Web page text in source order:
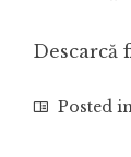
Descarcă
Posted